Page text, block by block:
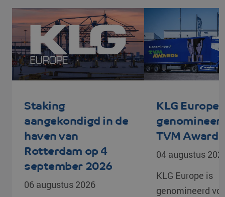
Staking
aangekondigd in de
haven van
Rotterdam op 4
september 2026
06 augustus 2026
KLG Europe
TVM Award
04 augustus
KLG Europe is
genomineerd